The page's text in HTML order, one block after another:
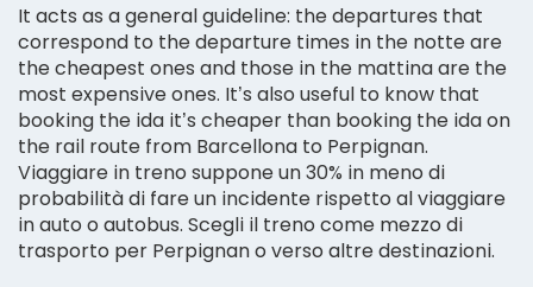
It acts as a general guideline: the departures that
correspond to the departure times in the notte are
the cheapest ones and those in the mattina are the
most expensive ones. It’s also useful to know that
booking the ida it’s cheaper than booking the ida on
the rail route from Barcellona to Perpignan.
Viaggiare in treno suppone un 30% in meno di
probabilità di fare un incidente rispetto al viaggiare
in auto o autobus. Scegli il treno come mezzo di
trasporto per Perpignan o verso altre destinazioni.